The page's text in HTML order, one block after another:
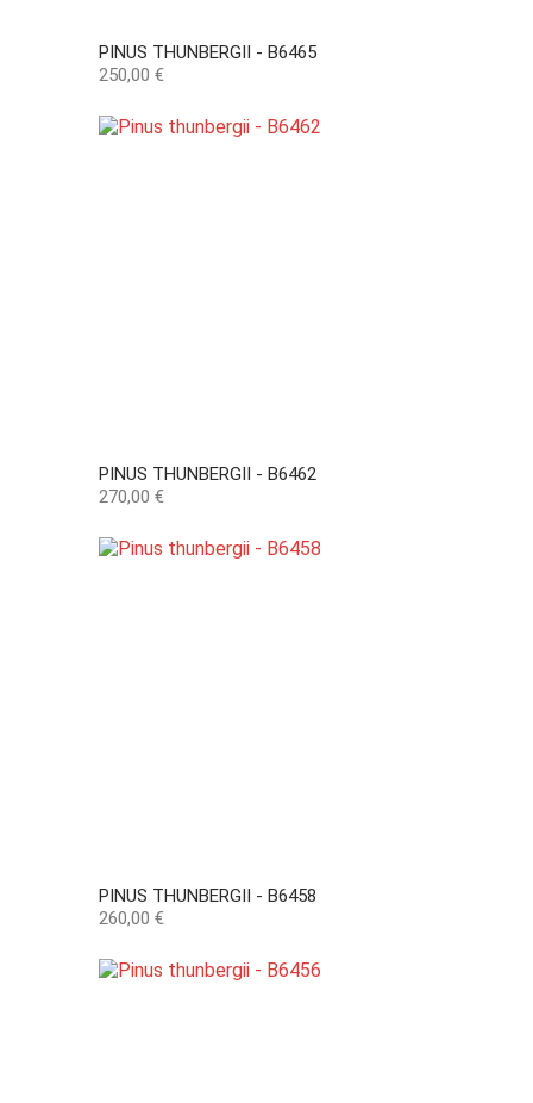
PINUS THUNBERGII - B6465
Precio
250,00 €
PINUS THUNBERGII - B6462
Precio
270,00 €
PINUS THUNBERGII - B6458
Precio
260,00 €